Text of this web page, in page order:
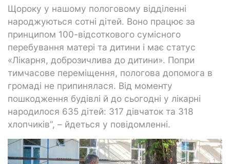
Щороку у нашому пологовому відділенні
народжуються сотні дітей. Воно працює за
принципом 100-відсоткового сумісного
перебування матері та дитини і має статус
«Лікарня, доброзичлива до дитини». Попри
тимчасове переміщення, пологова допомога в
громаді не припинялася. Від моменту
пошкодження будівлі й до сьогодні у лікарні
народилося 635 дітей: 317 дівчаток та 318
хлопчиків”, – йдеться у повідомленні.